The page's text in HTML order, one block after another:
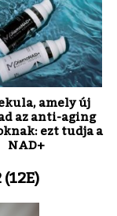
amely új
az anti-aging
ezt tudja a
NAD+